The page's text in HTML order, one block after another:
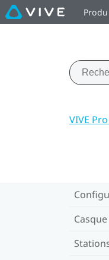
VIVE